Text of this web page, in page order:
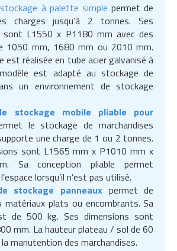
à palette simple permet de
charges jusqu’à 2 tonnes. Ses
sont L1550 x P1180 mm avec des
1050 mm, 1680 mm ou 2010 mm.
est réalisée en tube acier galvanisé à
est adapté au stockage de
un environnement de stockage
stockage mobile pliable pour
le stockage de marchandises
une charge de 1 ou 2 tonnes.
sont L1565 mm x P1010 mm x
Sa conception pliable permet
lorsqu’il n’est pas utilisé.
stockage panneaux permet de
matériaux plats ou encombrants. Sa
de 500 kg. Ses dimensions sont
mm. La hauteur plateau / sol de 60
manutention des marchandises.